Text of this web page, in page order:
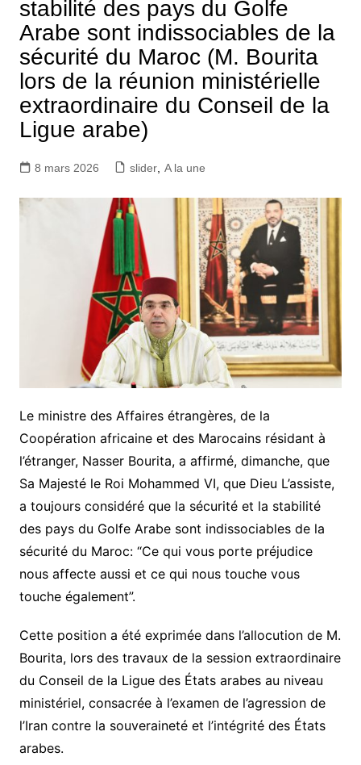
stabilité des pays du Golfe
Arabe sont indissociables de la
sécurité du Maroc (M. Bourita
lors de la réunion ministérielle
extraordinaire du Conseil de la
Ligue arabe)
8 mars 2026 slider, A la une
Le ministre des Affaires étrangères, de la
Coopération africaine et des Marocains résidant à
l’étranger, Nasser Bourita, a affirmé, dimanche, que
Sa Majesté le Roi Mohammed VI, que Dieu L’assiste,
a toujours considéré que la sécurité et la stabilité
des pays du Golfe Arabe sont indissociables de la
sécurité du Maroc: “Ce qui vous porte préjudice
nous affecte aussi et ce qui nous touche vous
touche également”.
Cette position a été exprimée dans l’allocution de M.
Bourita, lors des travaux de la session extraordinaire
du Conseil de la Ligue des États arabes au niveau
ministériel, consacrée à l’examen de l’agression de
l’Iran contre la souveraineté et l’intégrité des États
arabes.